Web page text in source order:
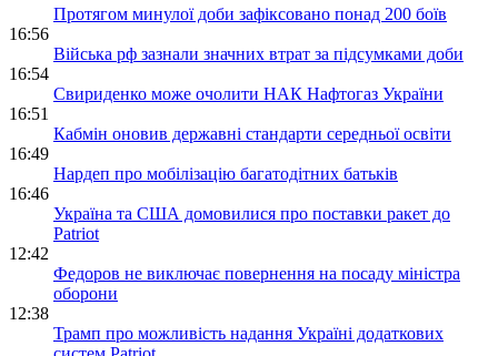
Протягом минулої доби зафіксовано понад 200 боїв
16:56
Війська рф зазнали значних втрат за підсумками доби
16:54
Свириденко може очолити НАК Нафтогаз України
16:51
Кабмін оновив державні стандарти середньої освіти
16:49
Нардеп про мобілізацію багатодітних батьків
16:46
Україна та США домовилися про поставки ракет до
Patriot
12:42
Федоров не виключає повернення на посаду міністра
оборони
12:38
Трамп про можливість надання Україні додаткових